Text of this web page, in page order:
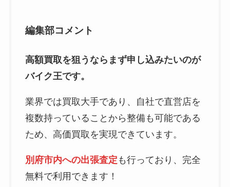
編集部コメント
高額買取を狙うならまず申し込みたいのが
バイク王です。
業界では買取大手であり、自社で直営店を
複数持っていることから整備も可能である
ため、高価買取を実現できています。
別府市内への出張査定 も行っており、完全
無料で利用できます！